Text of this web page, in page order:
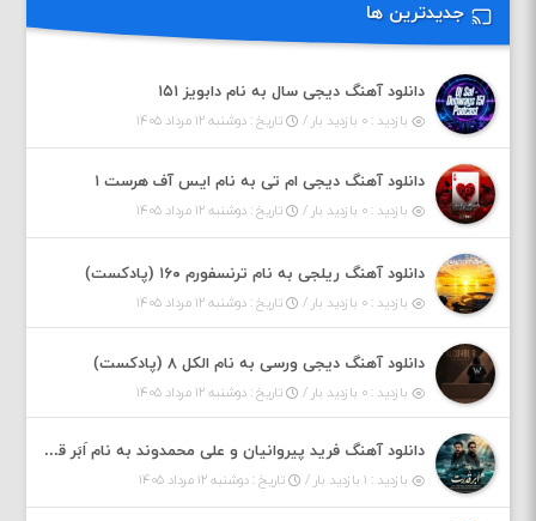
جدیدترین ها
دانلود آهنگ دیجی سال به نام دابویز ۱۵۱
بازدید : ۰ بازدید بار / تاریخ : دوشنبه ۱۲ مرداد ۱۴۰۵
دانلود آهنگ دیجی ام تی به نام ایس آف هرست ۱
بازدید : ۰ بازدید بار / تاریخ : دوشنبه ۱۲ مرداد ۱۴۰۵
دانلود آهنگ ریلجی به نام ترنسفورم ۱۶۰ (پادکست)
بازدید : ۰ بازدید بار / تاریخ : دوشنبه ۱۲ مرداد ۱۴۰۵
دانلود آهنگ دیجی ورسی به نام الکل ۸ (پادکست)
بازدید : ۰ بازدید بار / تاریخ : دوشنبه ۱۲ مرداد ۱۴۰۵
دانلود آهنگ فرید پیروانیان و علی محمدوند به نام اَبَر قدرت
بازدید : ۱ بازدید بار / تاریخ : دوشنبه ۱۲ مرداد ۱۴۰۵